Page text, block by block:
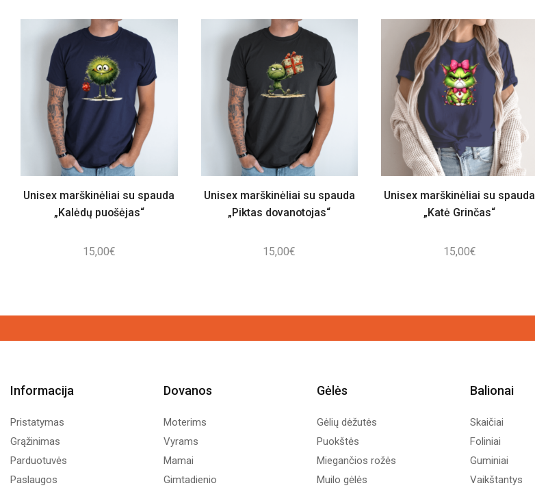
Unisex marškinėliai su spauda
„Kalėdų puošėjas“
15,00€
Unisex marškinėliai su spauda
„Piktas dovanotojas“
15,00€
Unisex marškinėliai su spauda
„Katė Grinčas“
15,00€
Informacija
Pristatymas
Grąžinimas
Parduotuvės
Paslaugos
Dovanos
Moterims
Vyrams
Mamai
Gimtadienio
Gėlės
Gėlių dėžutės
Puokštės
Miegančios rožės
Muilo gėlės
Balionai
Skaičiai
Foliniai
Guminiai
Vaikštantys